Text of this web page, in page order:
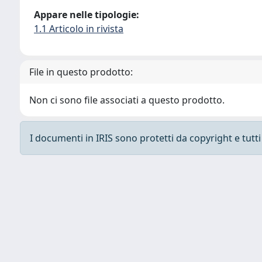
Appare nelle tipologie:
1.1 Articolo in rivista
File in questo prodotto:
Non ci sono file associati a questo prodotto.
I documenti in IRIS sono protetti da copyright e